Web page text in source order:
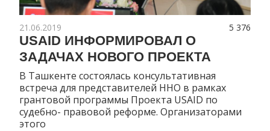
5 376
21.06.2019
USAID ИНФОРМИРОВАЛ О
ЗАДАЧАХ НОВОГО ПРОЕКТА
В Ташкенте состоялась консультативная
встреча для представителей ННО в рамках
грантовой программы Проекта USAID по
судебно- правовой реформе. Организаторами
этого